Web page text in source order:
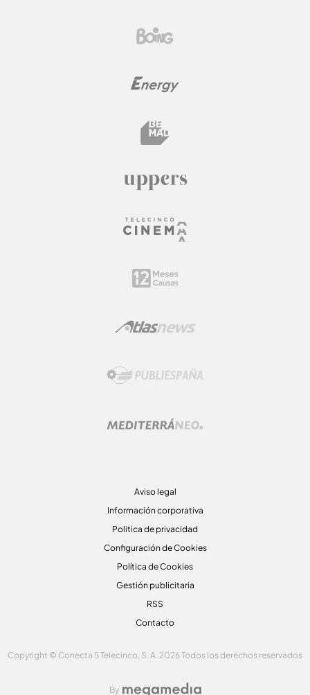
Aviso legal
Información corporativa
Politica de privacidad
Configuración de Cookies
Política de Cookies
Gestión publicitaria
RSS
Contacto
Copyright © Conecta 5 Telecinco, S. A. 2026 Todos los derechos reservados
By